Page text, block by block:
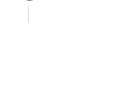
Vous n’êtes